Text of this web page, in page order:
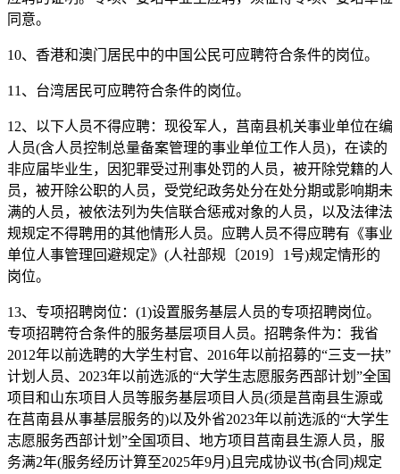
同意。
10、香港和澳门居民中的中国公民可应聘符合条件的岗位。
11、台湾居民可应聘符合条件的岗位。
12、以下人员不得应聘：现役军人，莒南县机关事业单位在编
人员(含人员控制总量备案管理的事业单位工作人员)，在读的
非应届毕业生，因犯罪受过刑事处罚的人员，被开除党籍的人
员，被开除公职的人员，受党纪政务处分在处分期或影响期未
满的人员，被依法列为失信联合惩戒对象的人员，以及法律法
规规定不得聘用的其他情形人员。应聘人员不得应聘有《事业
单位人事管理回避规定》(人社部规〔2019〕1号)规定情形的
岗位。
13、专项招聘岗位：(1)设置服务基层人员的专项招聘岗位。
专项招聘符合条件的服务基层项目人员。招聘条件为：我省
2012年以前选聘的大学生村官、2016年以前招募的“三支一扶”
计划人员、2023年以前选派的“大学生志愿服务西部计划”全国
项目和山东项目人员等服务基层项目人员(须是莒南县生源或
在莒南县从事基层服务的)以及外省2023年以前选派的“大学生
志愿服务西部计划”全国项目、地方项目莒南县生源人员，服
务满2年(服务经历计算至2025年9月)且完成协议书(合同)规定